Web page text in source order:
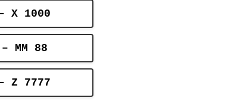
– X 1000
– MM 88
– Z 7777